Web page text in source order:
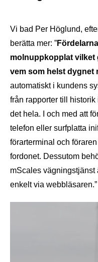
Vi bad Per Höglund,
berätta mer: ”
molnuppkopplat vilket
vem som helst dygnet
automatiskt i kundens
från rapporter till
det hela. I och med att
telefon eller surfplatta
förarterminal och
fordonet. Dessutom
mScales vägningstjänst
enkelt via webbläsaren.”